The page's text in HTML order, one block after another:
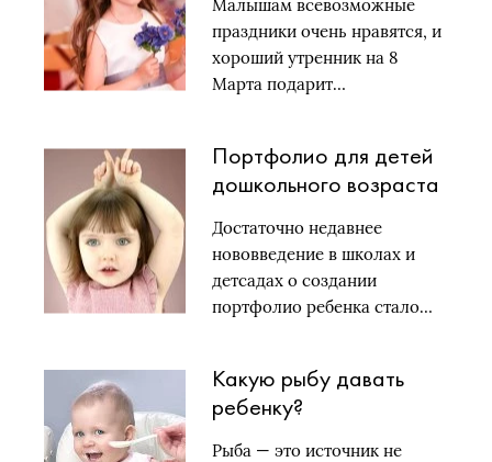
Малышам всевозможные
праздники очень нравятся, и
хороший утренник на 8
Марта подарит…
Портфолио для детей
дошкольного возраста
Достаточно недавнее
нововведение в школах и
детсадах о создании
портфолио ребенка стало…
Какую рыбу давать
ребенку?
Рыба — это источник не